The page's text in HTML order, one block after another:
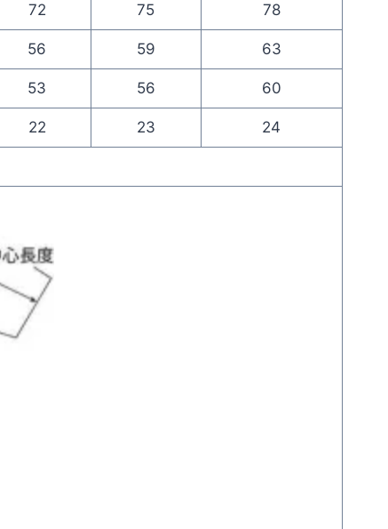
72 75 78
56 59 63
53 56 60
22 23 24